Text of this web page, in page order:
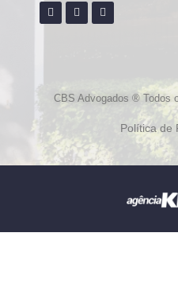
CBS Advogados ® Todos
Política de